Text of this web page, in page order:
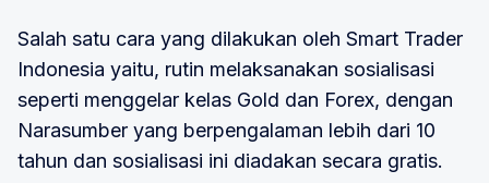
Salah satu cara yang dilakukan oleh Smart Trader
Indonesia yaitu, rutin melaksanakan sosialisasi
seperti menggelar kelas Gold dan Forex, dengan
Narasumber yang berpengalaman lebih dari 10
tahun dan sosialisasi ini diadakan secara gratis.